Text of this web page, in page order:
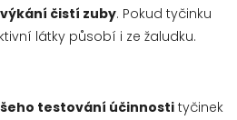
čistí zuby. Pokud tyčinku
látky působí i ze žaludku.
testování účinnosti tyčinek